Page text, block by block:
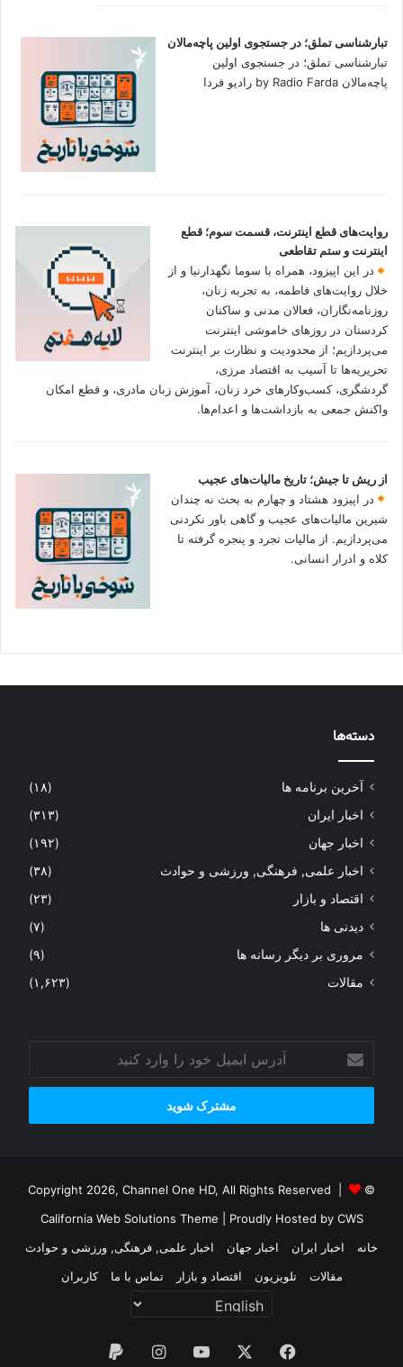
تبارشناسی تملق؛ در جستجوی اولین‌ پاچه‌مالان
تبارشناسی تملق؛ در جستجوی اولین‌
پاچه‌مالان by Radio Farda رادیو فردا
روایت‌های قطع اینترنت، قسمت سوم؛ قطع
اینترنت و ستم تقاطعی
در این اپیزود، همراه با سوما نگهدارنیا و از
خلال روایت‌های فاطمه، به تجربه زنان،
روزنامه‌نگاران، فعالان مدنی و ساکنان
کردستان در روزهای خاموشی اینترنت
می‌پردازیم؛ از محدودیت و نظارت بر اینترنت
تحریریه‌ها تا آسیب به اقتصاد مرزی،
گردشگری، کسب‌وکارهای خرد زنان، آموزش زبان مادری، و قطع امکان
واکنش جمعی به بازداشت‌ها و اعدام‌ها.
از ریش تا جیش؛ تاریخ مالیات‌های عجیب
در اپیزود هشتاد و چهارم به بحث نه چندان
شیرین مالیات‌های عجیب و گاهی باور نکردنی‌
می‌پردازیم. از مالیات تجرد و پنجره گرفته تا
کلاه و ادرار انسانی.
دسته‌ها
آخرین برنامه ها
(۱۸)
اخبار ایران
(۳۱۳)
اخبار جهان
(۱۹۲)
اخبار علمی, فرهنگی, ورزشی و حوادث
(۳۸)
اقتصاد و بازار
(۲۳)
دیدنی ها
(۷)
مروری بر دیگر رسانه ها
(۹)
مقالات
(۱,۶۲۳)
ایمیل
خود
وارد
© Copyright 2026, Channel One HD, All Rights Reserved |
California Web Solutions Theme | Proudly Hosted by CWS
خانه
اخبار ایران اخبار جهان
اخبار علمی, فرهنگی, ورزشی و حوادث
مقالات
تلویزیون اقتصاد و بازار تماس با ما کاربران
فیس یوتیوباینستاگرامپی‌پال